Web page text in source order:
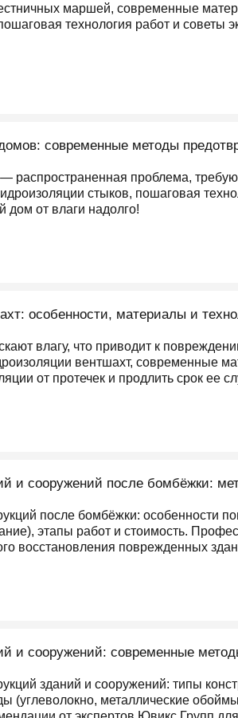
маршей, современные
технология работ и советы
современные методы
распространенная проблема,
стыков, пошаговая
дом от влаги надолго!
особенности, материалы и
влагу, что приводит к
вентшахт, современные
от протечек и продлить срок ее
и сооружений после бомбёжки:
после бомбёжки: особенности
этапы работ и стоимость.
восстановления поврежденных
и сооружений: современные
зданий и сооружений: типы
(углеволокно, металлические